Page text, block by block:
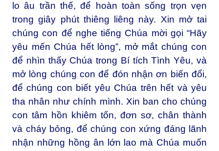
lo âu trần thế, để hoàn toàn sống trọn vẹn
trong giây phút thiêng liêng này. Xin mở tai
chúng con để nghe tiếng Chúa mời gọi “Hãy
yêu mến Chúa hết lòng”, mở mắt chúng con
để nhìn thấy Chúa trong Bí tích Tình Yêu, và
mở lòng chúng con để đón nhận ơn biến đổi,
để chúng con biết yêu Chúa trên hết và yêu
tha nhân như chính mình. Xin ban cho chúng
con tâm hồn khiêm tốn, đơn sơ, chân thành
và cháy bỏng, để chúng con xứng đáng lãnh
nhận những hồng ân lớn lao mà Chúa muốn